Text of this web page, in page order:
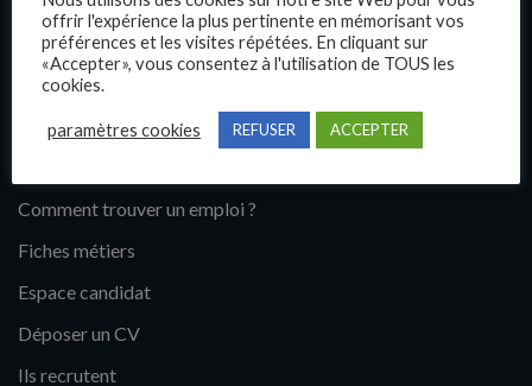
Blog
Contact
Comment trouver un emploi ?
Fiches métiers
Espace candidat
Déposer un CV
Ils recrutent
offrir l'expérience la plus pertinente en mémorisant vos
préférences et les visites répétées. En cliquant sur
«Accepter», vous consentez à l'utilisation de TOUS les
cookies.
paramètres cookies REFUSER ACCEPTER